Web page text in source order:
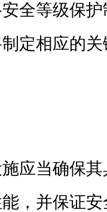
全等级保
定相应的
应当确保
，并保证